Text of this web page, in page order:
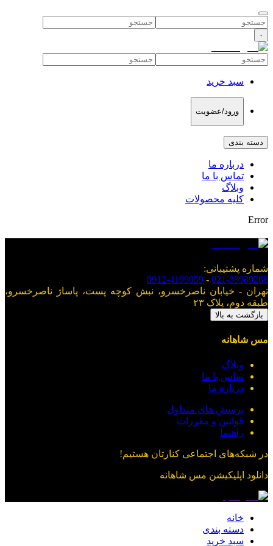
۰
سبد خرید
ورود/عضویت
دسته بندی
درباره ما
تماس با ما
وبلاگ
کلیه محصولات
Error
شماره پشتیبانی:
021-33989268
-
0912-4199059
تهران - خیابان ناصرخسرو، نبش کوچه پست، پاساژ ناصرخسرو،
طبقه دوم، پلاک ۲۳
بازگشت به بالا
مس شاهانه
وبلاگ
تماس با ما
درباره ما
پرسش های متداول
قوانین و مقررات
راهنما
در شبکه‌های اجتماعی کنارتان هستیم!
دانلود اپلیکیشن مس شاهانه
خانه
دسته بندی
سبد خرید